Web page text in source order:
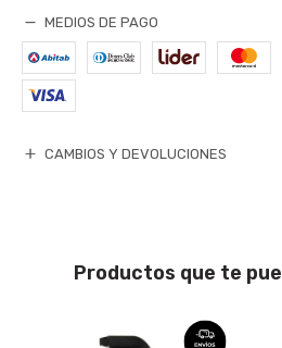
MEDIOS DE PAGO
CAMBIOS Y DEVOLUCIONES
Productos que te